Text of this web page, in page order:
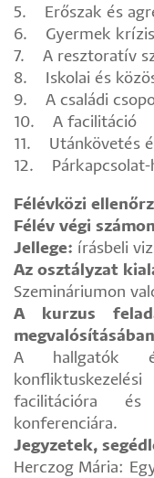
5. Erőszak és
6. Gyermek
7. A resztoratív
8. Iskolai és
9. A családi
10. A facilitáció
11. Utánkövetés
12. Párkapcsolat-
Félévközi
Félév végi
Jellege: írásbeli
Az osztályzat
Szemináriumon
A kurzus
A hallgatók
facilitációra
konferenciára.
Jegyzetek,
Herczog Mária: